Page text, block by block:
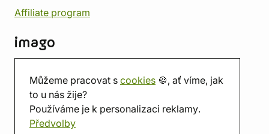
Můžeme pracovat s cookies 🍪, ať víme, jak
to u nás žije?
Používáme je k personalizaci reklamy.
Předvolby
Affiliate program
imago
Prodejna
Herna
O nás
Hodnocení obchodu